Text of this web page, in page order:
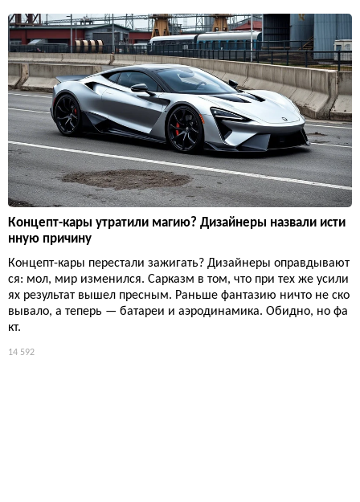
Концепт-кары утратили магию? Дизайнеры назвали исти
нную причину
Концепт-кары перестали зажигать? Дизайнеры оправдывают
ся: мол, мир изменился. Сарказм в том, что при тех же усили
ях результат вышел пресным. Раньше фантазию ничто не ско
вывало, а теперь — батареи и аэродинамика. Обидно, но фа
кт.
14 592